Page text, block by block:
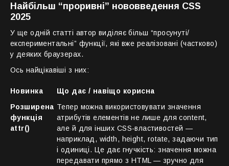
Найбільш “проривні” нововведення CSS
2025
У ще одній статті автор виділяє більш “просунуті/
експериментальні” функції, які вже реалізовані (частково)
у деяких браузерах.
Ось найцікавіші з них:
Новинка
Що дає / навіщо корисна
Розширена
функція
attr()
Тепер можна використовувати значення
атрибутів елементів не лише для content,
але й для інших CSS-властивостей —
наприклад, width, height, rotate, задаючи тип
і одиниці. Це дає гнучкість: значення можна
передавати прямо з HTML — зручно для